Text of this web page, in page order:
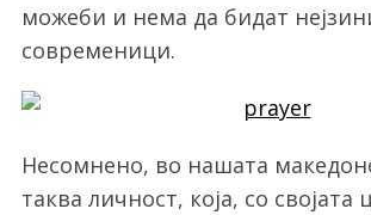
можеби и нема да бидат
современици.
Несомнено, во нашата
таква личност, која, со својата